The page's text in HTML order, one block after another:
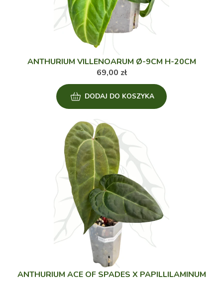
produktu
ANTHURIUM VILLENOARUM Ø-9CM H-20CM
69,00 zł
DODAJ DO KOSZYKA
ANTHURIUM ACE OF SPADES X PAPILLILAMINUM